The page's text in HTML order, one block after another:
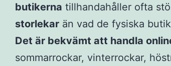
butikerna tillhandahåller ofta
storlekar än vad de fysiska
Det är bekvämt att handla
sommarrockar, vinterrockar,